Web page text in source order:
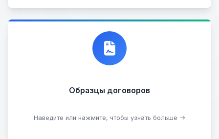
Образцы договоров
Наведите или нажмите, чтобы узнать больше →
Договор купли-продажи
Скачать образцы